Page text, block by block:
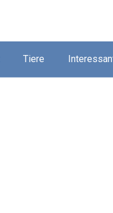
Tiere